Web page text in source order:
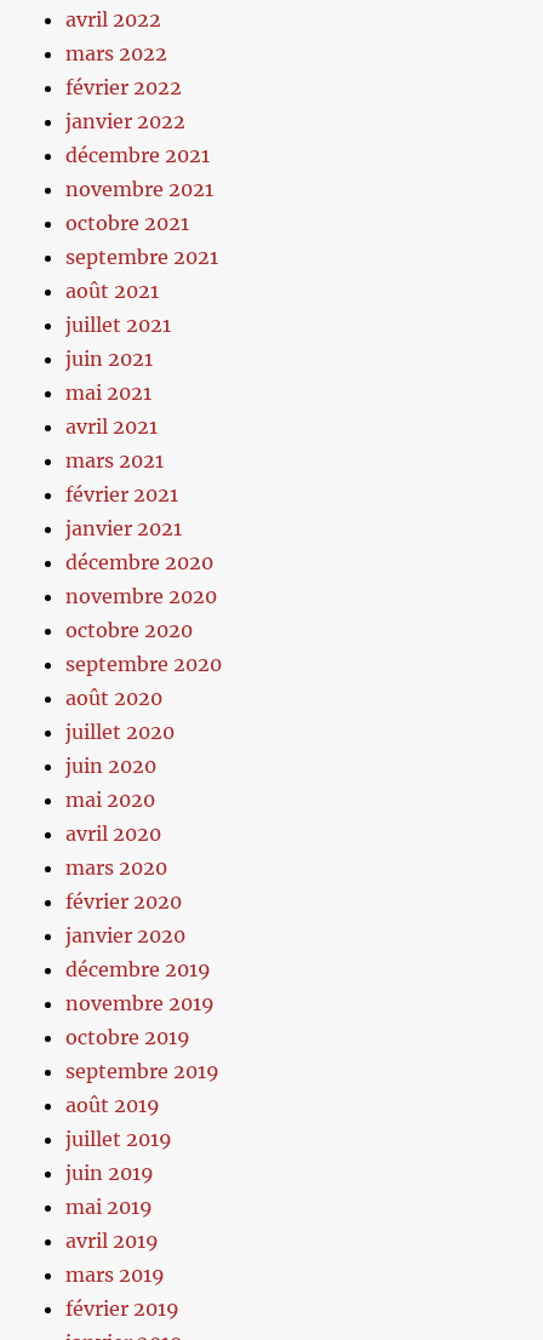
avril 2022
mars 2022
février 2022
janvier 2022
décembre 2021
novembre 2021
octobre 2021
septembre 2021
août 2021
juillet 2021
juin 2021
mai 2021
avril 2021
mars 2021
février 2021
janvier 2021
décembre 2020
novembre 2020
octobre 2020
septembre 2020
août 2020
juillet 2020
juin 2020
mai 2020
avril 2020
mars 2020
février 2020
janvier 2020
décembre 2019
novembre 2019
octobre 2019
septembre 2019
août 2019
juillet 2019
juin 2019
mai 2019
avril 2019
mars 2019
février 2019